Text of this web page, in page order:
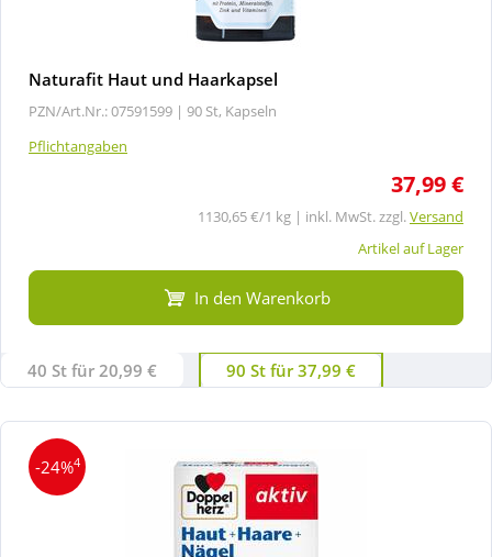
Naturafit Haut und Haarkapsel
PZN/Art.Nr.: 07591599 | 90 St, Kapseln
Pflichtangaben
37,99 €
1130,65 €/1 kg | inkl. MwSt. zzgl.Versand
Artikel auf Lager
In den Warenkorb
40 St für 20,99 € 90 St für 37,99 €
-24%4